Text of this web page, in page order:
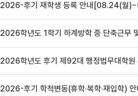
2026-후기 재학생 등록 안내[08.24(월
2026학년도 1학기 하계방학 중 단축근무
2026학년도 후기 제92대 행정법무대학원
2026-후기 학적변동(휴학·복학·재입학) 안